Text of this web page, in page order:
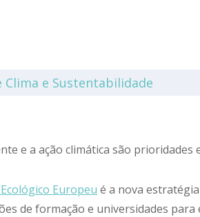
Clima e Sustentabilidade
e a ação climática são
Europeu é a nova
de formação e universidades